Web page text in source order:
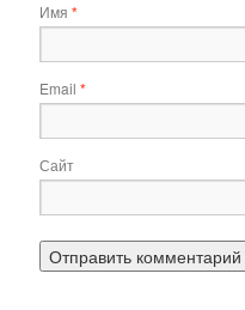
Имя *
Email *
Сайт